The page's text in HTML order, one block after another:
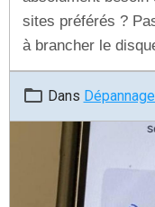
sites préférés ?
à brancher le
autre machine,
Découvrez dans
extraire vos
Firefox pour les
Dans